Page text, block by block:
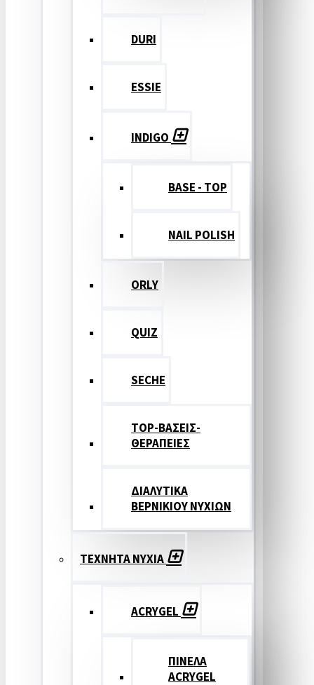
DURI
ESSIE
INDIGO
BASE - TOP
NAIL POLISH
ORLY
QUIZ
SECHE
TOP-ΒΑΣΕΙΣ-
ΘΕΡΑΠΕΙΕΣ
ΔΙΑΛΥΤΙΚΑ
ΒΕΡΝΙΚΙΟΥ ΝΥΧΙΩΝ
ΤΕΧΝΗΤΑ ΝΥΧΙΑ
ACRYGEL
ΠΙΝΕΛΑ
ACRYGEL